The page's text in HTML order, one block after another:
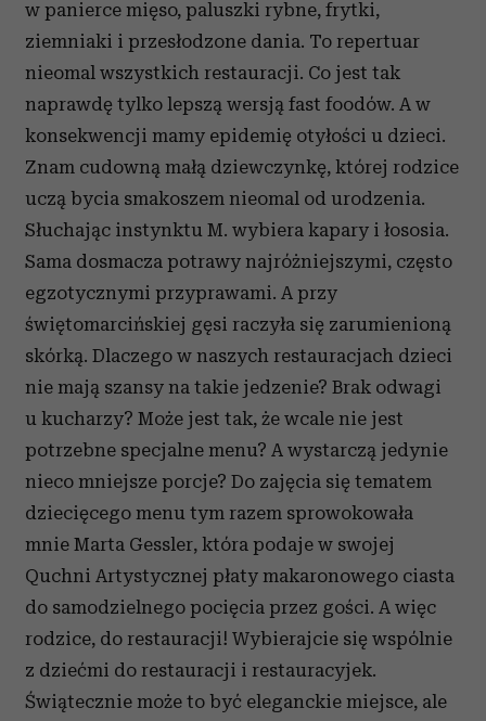
w panierce mięso, paluszki rybne, frytki,
ziemniaki i przesłodzone dania. To repertuar
nieomal wszystkich restauracji. Co jest tak
naprawdę tylko lepszą wersją fast foodów. A w
konsekwencji mamy epidemię otyłości u dzieci.
Znam cudowną małą dziewczynkę, której rodzice
uczą bycia smakoszem nieomal od urodzenia.
Słuchając instynktu M. wybiera kapary i łososia.
Sama dosmacza potrawy najróżniejszymi, często
egzotycznymi przyprawami. A przy
świętomarcińskiej gęsi raczyła się zarumienioną
skórką. Dlaczego w naszych restauracjach dzieci
nie mają szansy na takie jedzenie? Brak odwagi
u kucharzy? Może jest tak, że wcale nie jest
potrzebne specjalne menu? A wystarczą jedynie
nieco mniejsze porcje? Do zajęcia się tematem
dziecięcego menu tym razem sprowokowała
mnie Marta Gessler, która podaje w swojej
Quchni Artystycznej płaty makaronowego ciasta
do samodzielnego pocięcia przez gości. A więc
rodzice, do restauracji! Wybierajcie się wspólnie
z dziećmi do restauracji i restauracyjek.
Świątecznie może to być eleganckie miejsce, ale